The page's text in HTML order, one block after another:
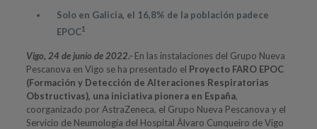
Solo en Galicia, el 16,8% de la población padece
EPOC1
Vigo, 24 de junio de 2022.-En las instalaciones del Grupo Nueva
Pescanova en Vigo se ha presentado el Proyecto FARO EPOC
(Formación y Detección de Alteraciones Respiratorias
Obstructivas), una iniciativa pionera en España,
coorganizado por AstraZeneca, el Grupo Nueva Pescanova y el
Servicio de Neumología del Hospital Álvaro Cunqueiro de Vigo